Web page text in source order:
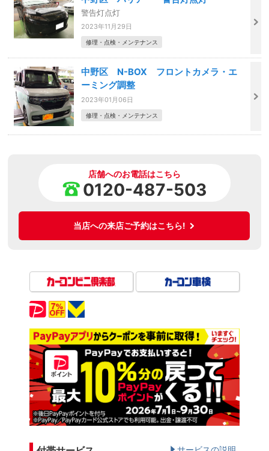
警告灯点灯
2023年11月29日
修理・点検・メンテナンス
中野区 N-BOX フロントカメラ・エ
ーミング調整
2023年01月06日
修理・点検・メンテナンス
店舗へのお電話はこちら
0120-487-503
当店への来店ご予約はこちら!